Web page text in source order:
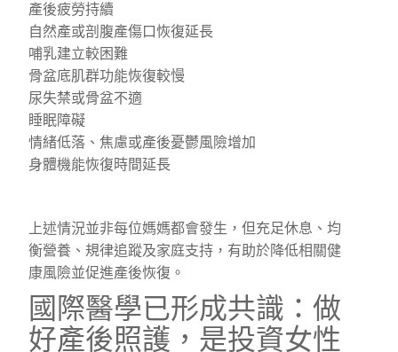
產後疲勞持續
自然產或剖腹產傷口恢復延長
哺乳建立較困難
骨盆底肌群功能恢復較慢
尿失禁或骨盆不適
睡眠障礙
情緒低落、焦慮或產後憂鬱風險增加
身體機能恢復時間延長
上述情況並非每位媽媽都會發生，但充足休息、均
衡營養、規律追蹤及家庭支持，有助於降低相關健
康風險並促進產後恢復。
國際醫學已形成共識：做
好產後照護，是投資女性